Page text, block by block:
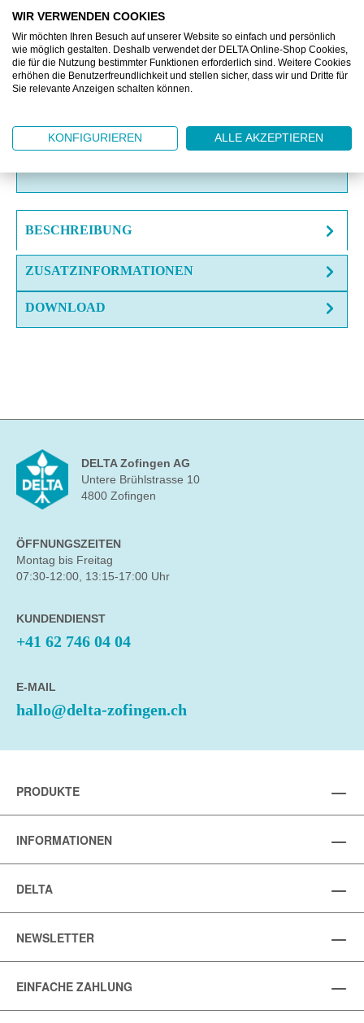
VERGLEICHEN
MUSTERANFRAGE
BESCHREIBUNG
ZUSATZINFORMATIONEN
DOWNLOAD
DELTA Zofingen AG
Untere Brühlstrasse 10
4800 Zofingen
ÖFFNUNGSZEITEN
Montag bis Freitag
07:30-12:00, 13:15-17:00 Uhr
KUNDENDIENST
+41 62 746 04 04
E-MAIL
hallo@delta-zofingen.ch
PRODUKTE
INFORMATIONEN
DELTA
NEWSLETTER
EINFACHE ZAHLUNG
WIR VERWENDEN COOKIES
Wir möchten Ihren Besuch auf unserer Website so einfach und persönlich
wie möglich gestalten. Deshalb verwendet der DELTA Online-Shop Cookies,
die für die Nutzung bestimmter Funktionen erforderlich sind. Weitere Cookies
erhöhen die Benutzerfreundlichkeit und stellen sicher, dass wir und Dritte für
Sie relevante Anzeigen schalten können.
KONFIGURIEREN ALLE AKZEPTIEREN